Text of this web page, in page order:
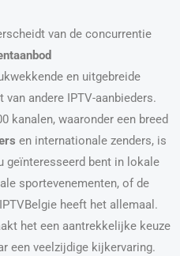
van de concurrentie
en uitgebreide
andere IPTV-aanbieders.
kanalen, waaronder een breed
en internationale zenders, is
geïnteresseerd bent in lokale
sportevenementen, of de
heeft het allemaal.
het een aantrekkelijke keuze
een veelzijdige kijkervaring.